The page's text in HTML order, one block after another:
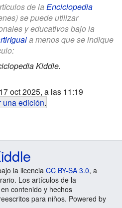
de la Enciclopedia
se puede utilizar
y educativos bajo la
a menos que se indique
Kiddle.
oct 2025, a las 11:19
una edición.
la licencia CC BY-SA 3.0, a
Los artículos de la
contenido y hechos
para niños. Powered by